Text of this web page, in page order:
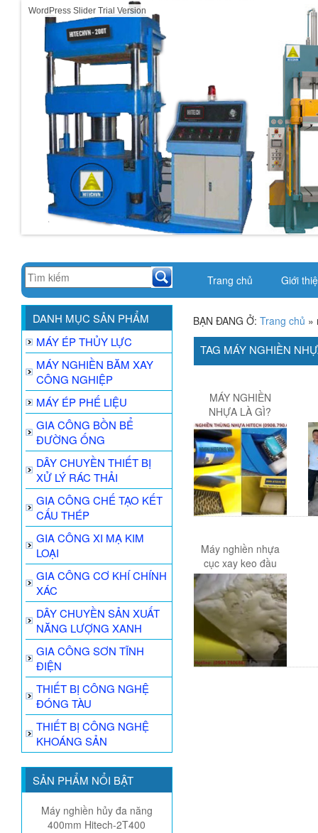
WordPress Slider Trial Version
Trang chủ Giới
DANH MỤC SẢN PHẨM
MÁY ÉP THỦY LỰC
MÁY NGHIỀN BĂM XAY
CÔNG NGHIỆP
MÁY ÉP PHẾ LIỆU
GIA CÔNG BỒN BỂ
ĐƯỜNG ỐNG
DÂY CHUYỀN THIẾT BỊ
XỬ LÝ RÁC THẢI
GIA CÔNG CHẾ TẠO KẾT
CẤU THÉP
GIA CÔNG XI MẠ KIM
LOẠI
GIA CÔNG CƠ KHÍ CHÍNH
XÁC
DÂY CHUYỀN SẢN XUẤT
NĂNG LƯỢNG XANH
GIA CÔNG SƠN TĨNH
ĐIỆN
THIẾT BỊ CÔNG NGHỆ
ĐÓNG TÀU
THIẾT BỊ CÔNG NGHỆ
KHOÁNG SẢN
SẢN PHẨM NỔI BẬT
Máy nghiền hủy đa năng
400mm Hitech-2T400
BẠN ĐANG Ở:Trang chủ »
TAG MÁY NGHIỀN
MÁY NGHIỀN
NHỰA LÀ GÌ?
Máy nghiền nhựa
cục xay keo đầu
Hitech 500